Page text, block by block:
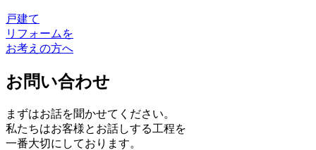
戸建て
リフォームを
お考えの方へ
お問い合わせ
まずはお話を聞かせてください。
私たちはお客様とお話しする工程を
一番大切にしております。